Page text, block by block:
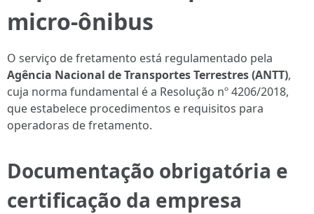
micro-ônibus
O serviço de fretamento está regulamentado pela
Agência Nacional de Transportes Terrestres (ANTT),
cuja norma fundamental é a Resolução nº 4206/2018,
que estabelece procedimentos e requisitos para
operadoras de fretamento.
Documentação obrigatória e
certificação da empresa